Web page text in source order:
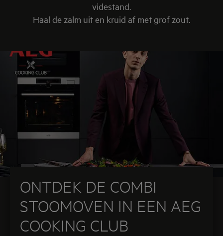
videstand.
Haal de zalm uit en kruid af met grof zout.
ONTDEK DE COMBI
STOOMOVEN IN EEN AEG
COOKING CLUB